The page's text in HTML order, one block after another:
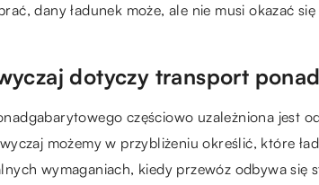
dany ładunek może, ale nie musi okazać
dotyczy transport
częściowo uzależniona jest
możemy w przybliżeniu określić, które
wymaganiach, kiedy przewóz odbywa się